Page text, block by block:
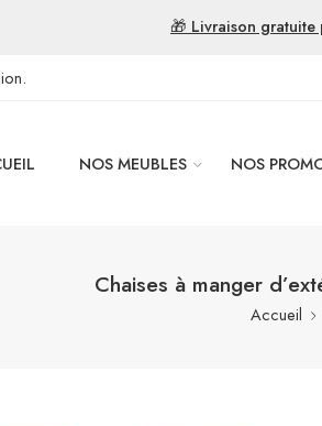
🎁 Livraison
NOS MEUBLES NOS
Chaises à manger
Accueil